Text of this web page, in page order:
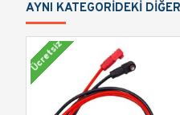
AYNI KATEGORIDEKI
Ücretsiz